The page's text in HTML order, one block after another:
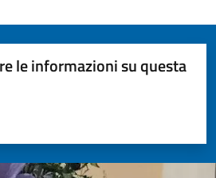
le informazioni su questa
stelle su 5
su 5
5